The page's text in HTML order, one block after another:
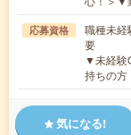
応募資格
職種未経
要
▼未経験
持ちの
気になる!